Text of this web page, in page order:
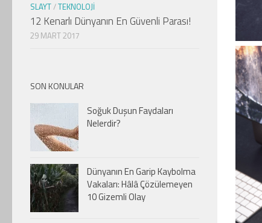
SLAYT/TEKNOLOJI
12 Kenarlı Dünyanın En Güvenli Parası!
29 MART 2017
SON KONULAR
Soğuk Duşun Faydaları
Nelerdir?
Dünyanın En Garip Kaybolma
Vakaları: Hâlâ Çözülemeyen
10 Gizemli Olay